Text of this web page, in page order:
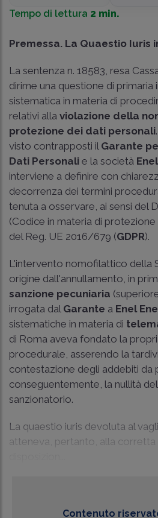
Tempo di lettura 2 min.
Premessa. La Quaestio Iuris
La sentenza n. 18583 , resa
dirime una questione di primaria
sistematica in materia di
relativi alla violazione della
protezione dei dati personali
visto contrapposti il Garante
Dati Personali e la società
interviene a definire con
decorrenza dei termini
tenuta a osservare, ai sensi del
(Codice in materia di
del Reg. UE 2016/679 (GDPR).
L'intervento nomofilattico della
origine dall'annullamento, in
sanzione pecuniaria
irrogata dal Garante a Enel
sistematiche in materia di
di Roma aveva fondato la
procedurale, asserendo la
contestazione degli addebiti da
conseguentemente, la nullità
sanzionatorio.
La quaestio iuris devoluta al
atteneva, pertanto, alla
Contenuto